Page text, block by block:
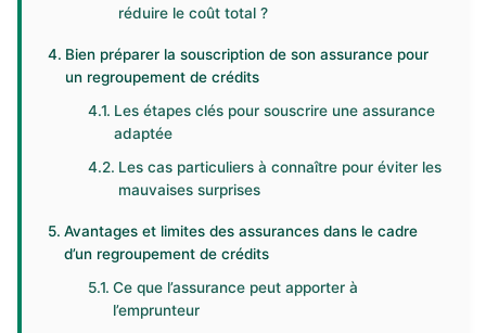
réduire le coût total ?
Bien préparer la souscription de son assurance pour
un regroupement de crédits
Les étapes clés pour souscrire une assurance
adaptée
Les cas particuliers à connaître pour éviter les
mauvaises surprises
Avantages et limites des assurances dans le cadre
d’un regroupement de crédits
Ce que l’assurance peut apporter à
l’emprunteur